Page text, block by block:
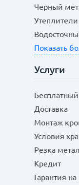
Черный
Показать
Услуги
Доставка
Монтаж
Условия
Резка
Кредит
Гарантия